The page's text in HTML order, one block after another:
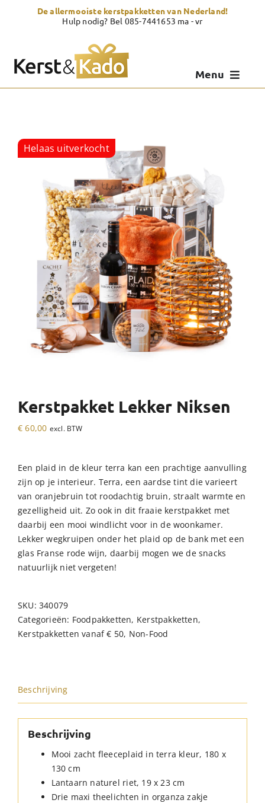
De allermooiste kerstpakketten van Nederland!
Hulp nodig? Bel 085-7441653 ma - vr
Menu
Zelf samenstellen
Showroom
Over Kerst & Kado
Helaas uitverkocht
Kerstpakket Lekker Niksen
€ 60,00 excl. BTW
Een plaid in de kleur terra kan een prachtige aanvulling
zijn op je interieur. Terra, een aardse tint die varieert
van oranjebruin tot roodachtig bruin, straalt warmte en
gezelligheid uit. Zo ook in dit fraaie kerstpakket met
daarbij een mooi windlicht voor in de woonkamer.
Lekker wegkruipen onder het plaid op de bank met een
glas Franse rode wijn, daarbij mogen we de snacks
natuurlijk niet vergeten!
SKU:340079
Categorieën: Foodpakketten, Kerstpakketten,
Kerstpakketten vanaf € 50, Non-Food
Beschrijving
Beschrijving
Mooi zacht fleeceplaid in terra kleur, 180 x
130 cm
Lantaarn naturel riet, 19 x 23 cm
Drie maxi theelichten in organza zakje